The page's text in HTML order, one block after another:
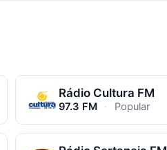
Rádio Cultura FM
97.3 FM · Popular